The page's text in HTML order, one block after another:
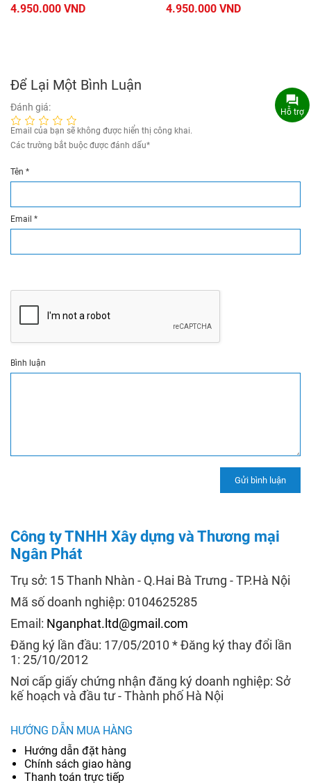
4.950.000 VND 4.950.000 VND
Để Lại Một Bình Luận
Đánh giá:
Email của bạn sẽ không được hiển thị công khai.
Các trường bắt buộc được đánh dấu*
Tên *
Email *
Bình luận
Công ty TNHH Xây dựng và Thương mại
Ngân Phát
Trụ sở: 15 Thanh Nhàn - Q.Hai Bà Trưng - TP.Hà Nội
Mã số doanh nghiệp: 0104625285
Email: Nganphat.ltd@gmail.com
Đăng ký lần đầu: 17/05/2010 * Đăng ký thay đổi lần
1: 25/10/2012
Nơi cấp giấy chứng nhận đăng ký doanh nghiệp: Sở
kế hoạch và đầu tư - Thành phố Hà Nội
HƯỚNG DẪN MUA HÀNG
Hướng dẫn đặt hàng
Chính sách giao hàng
Thanh toán trực tiếp
Hỗ trợ